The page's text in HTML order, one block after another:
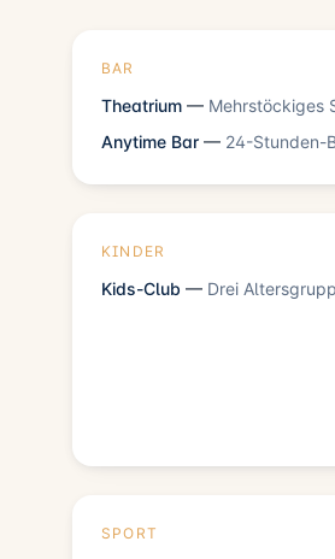
BAR
Theatrium — Mehrstöckiges
Anytime Bar — 24-Stunden-
KINDER
Kids-Club — Drei
SPORT